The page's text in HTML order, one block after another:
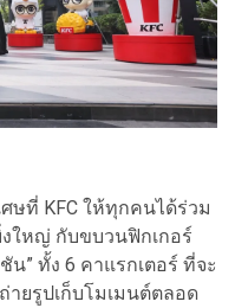
ษที่ KFC ให้ทุกคนได้ร่วม
ใหญ่ กับขบวนฟิกเกอร์
น” ทั้ง 6 คาแรกเตอร์ ที่จะ
ายรูปเก็บโมเมนต์ตลอด